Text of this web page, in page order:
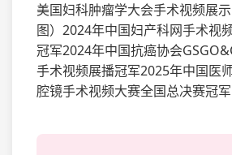
美国妇科肿瘤学大会手术视频展
图）2024年中国妇产科网手术视
冠军2024年中国抗癌协会
手术视频展播冠军2025年中国医
腔镜手术视频大赛全国总决赛冠军